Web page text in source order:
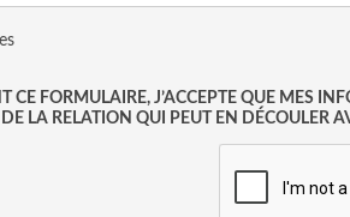
CE FORMULAIRE, J’ACCEPTE QUE MES
LA RELATION QUI PEUT EN DÉCOULER